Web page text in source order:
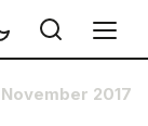
2017